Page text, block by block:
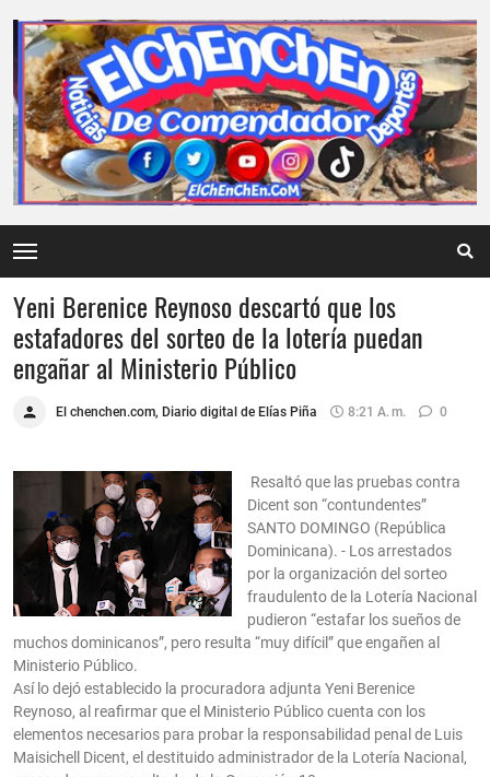
Yeni Berenice Reynoso descartó que los
estafadores del sorteo de la lotería puedan
engañar al Ministerio Público
El chenchen.com, Diario digital de Elías Piña 8:21 A. M. 0
Resaltó que las pruebas contra
Dicent son “contundentes”
SANTO DOMINGO (República
Dominicana). - Los arrestados
por la organización del sorteo
fraudulento de la Lotería Nacional
pudieron “estafar los sueños de
muchos dominicanos”, pero resulta “muy difícil” que engañen al
Ministerio Público.
Así lo dejó establecido la procuradora adjunta Yeni Berenice
Reynoso, al reafirmar que el Ministerio Público cuenta con los
elementos necesarios para probar la responsabilidad penal de Luis
Maisichell Dicent, el destituido administrador de la Lotería Nacional,